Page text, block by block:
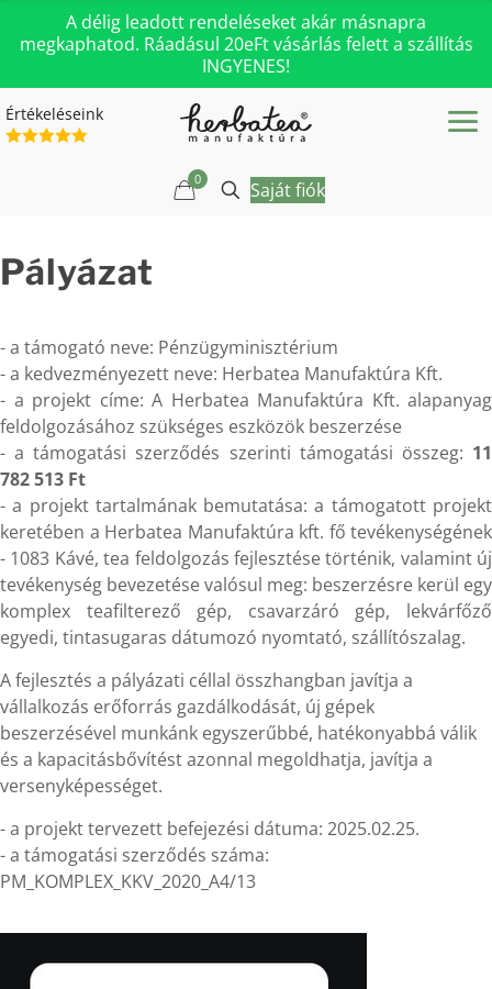
A délig leadott rendeléseket akár másnapra
megkaphatod. Ráadásul 20eFt vásárlás felett a szállítás
INGYENES!
Értékeléseink
0 Saját fiók
Pályázat
- a támogató neve: Pénzügyminisztérium
- a kedvezményezett neve: Herbatea Manufaktúra Kft.
- a projekt címe: A Herbatea Manufaktúra Kft. alapanyag
feldolgozásához szükséges eszközök beszerzése
- a támogatási szerződés szerinti támogatási összeg: 11
782 513 Ft
- a projekt tartalmának bemutatása: a támogatott projekt
keretében a Herbatea Manufaktúra kft. fő tevékenységének
- 1083 Kávé, tea feldolgozás fejlesztése történik, valamint új
tevékenység bevezetése valósul meg: beszerzésre kerül egy
komplex teafilterező gép, csavarzáró gép, lekvárfőző
egyedi, tintasugaras dátumozó nyomtató, szállítószalag.
A fejlesztés a pályázati céllal összhangban javítja a
vállalkozás erőforrás gazdálkodását, új gépek
beszerzésével munkánk egyszerűbbé, hatékonyabbá válik
és a kapacitásbővítést azonnal megoldhatja, javítja a
versenyképességet.
- a projekt tervezett befejezési dátuma: 2025.02.25.
- a támogatási szerződés száma:
PM_KOMPLEX_KKV_2020_A4/13